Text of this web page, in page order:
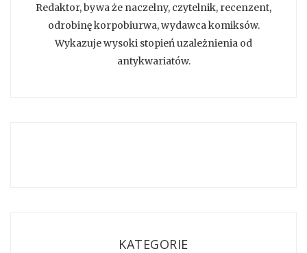
Redaktor, bywa że naczelny, czytelnik, recenzent,
odrobinę korpobiurwa, wydawca komiksów.
Wykazuje wysoki stopień uzależnienia od
antykwariatów.
KATEGORIE